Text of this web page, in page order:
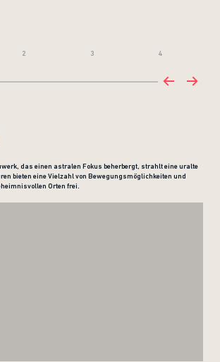
2 3 4
das einen astralen Fokus beherbergt, strahlt eine uralte
bieten eine Vielzahl von Bewegungsmöglichkeiten und
Orten frei.